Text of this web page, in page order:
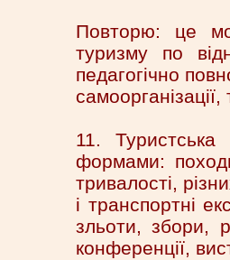
Повторю: це
туризму по
педагогічно
11.
формами:
тривалості,
і транспортні
зльоти, збори,
конференції,